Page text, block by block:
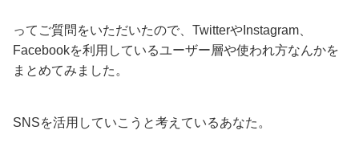
ってご質問をいただいたので、TwitterやInstagram、
Facebookを利用しているユーザー層や使われ方なんかを
まとめてみました。
SNSを活用していこうと考えているあなた。